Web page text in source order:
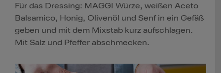
Für das Dressing: MAGGI Würze, weißen Aceto
Balsamico, Honig, Olivenöl und Senf in ein Gefäß
geben und mit dem Mixstab kurz aufschlagen.
Mit Salz und Pfeffer abschmecken.